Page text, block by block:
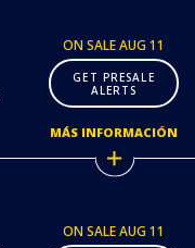
ON SALE AUG 11
GET PRESALE
ALERTS
MÁS INFORMACIÓN
ON SALE AUG 11